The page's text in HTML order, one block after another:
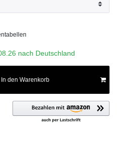
nach Deutschland
In den Warenkorb